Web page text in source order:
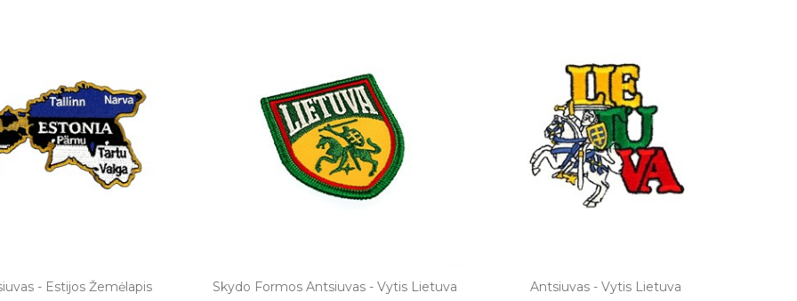
- Estijos Žemėlapis Skydo Formos Antsiuvas - Vytis Lietuva Antsiuvas - Vytis Lietuva